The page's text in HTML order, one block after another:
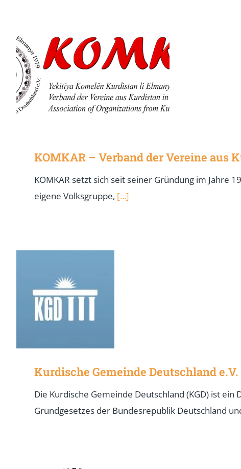
KOMKAR – Verband der Vereine aus
KOMKAR setzt sich seit seiner Gründung im Jahre
eigene Volksgruppe, [...]
Kurdische Gemeinde Deutschland e.V.
Die Kurdische Gemeinde Deutschland (KGD) ist
Grundgesetzes der Bundesrepublik Deutschland